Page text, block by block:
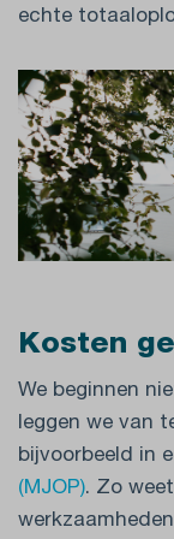
echte
Kosten
We beginnen
leggen we van
bijvoorbeeld in
(MJOP). Zo